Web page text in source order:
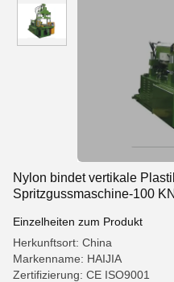
Nylon bindet vertikale
Spritzgussmaschine-100 KN
Einzelheiten zum Produkt
Herkunftsort: China
Markenname: HAIJIA
Zertifizierung: CE ISO9001